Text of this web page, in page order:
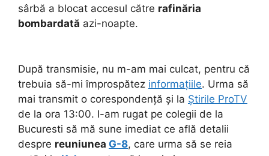
sârbă a blocat accesul către rafinăria
bombardată azi-noapte.
După transmisie, nu m-am mai culcat, pentru că
trebuia să-mi împrospătez informațiile. Urma să
mai transmit o corespondență și la Știrile ProTV
de la ora 13:00. I-am rugat pe colegii de la
Bucuresti să mă sune imediat ce află detalii
despre reuniunea G-8, care urma să se reia